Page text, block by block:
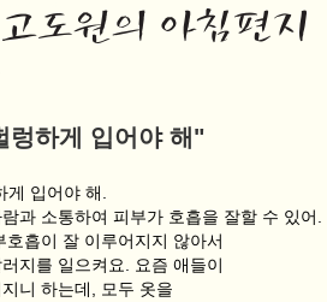
렁하게 입어야 해"
입어야 해.
과 소통하여 피부가 호흡을 잘할 수 있어.
호흡이 잘 이루어지지 않아서
지를 일으켜요. 요즘 애들이
니 하는데, 모두 옷을